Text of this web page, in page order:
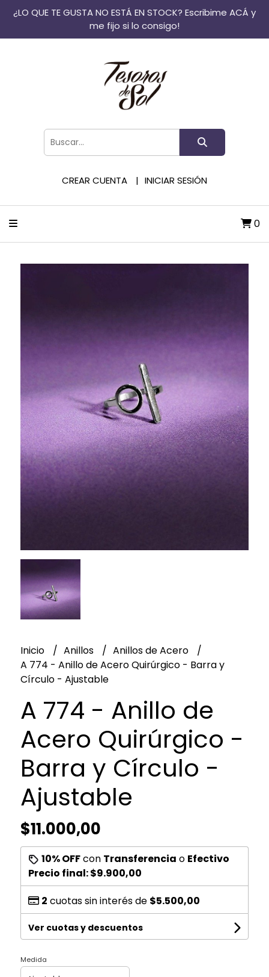
¿LO QUE TE GUSTA NO ESTÁ EN STOCK? Escribime ACÁ y
me fijo si lo consigo!
CREAR CUENTA INICIAR SESIÓN
0
Inicio Anillos
Anillos de Acero
A 774 - Anillo de Acero Quirúrgico - Barra y
Círculo - Ajustable
A 774 - Anillo de
Acero Quirúrgico -
Barra y Círculo -
Ajustable
$11.000,00
10% OFFcon Transferencia o Efectivo
Precio final:$9.900,00
2 cuotas sin interés de $5.500,00
Ver cuotas y descuentos
Medida